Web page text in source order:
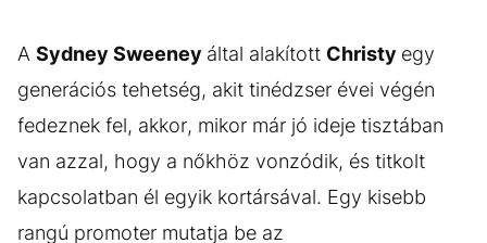
A Sydney Sweeney által alakított Christy egy
generációs tehetség, akit tinédzser évei végén
fedeznek fel, akkor, mikor már jó ideje tisztában
van azzal, hogy a nőkhöz vonzódik, és titkolt
kapcsolatban él egyik kortársával. Egy kisebb
rangú promoter mutatja be az